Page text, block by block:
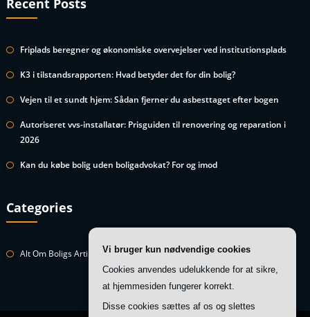
Recent Posts
Friplads beregner og økonomiske overvejelser ved institutionsplads
K3 i tilstandsrapporten: Hvad betyder det for din bolig?
Vejen til et sundt hjem: Sådan fjerner du asbesttaget efter bogen
Autoriseret vvs-installatør: Prisguiden til renovering og reparation i
2026
Kan du købe bolig uden boligadvokat? For og imod
Categories
Alt Om Boligs Artikler Vi bruger kun nødvendige cookies
Cookies anvendes udelukkende for at sikre,
at hjemmesiden fungerer korrekt.
Disse cookies sættes af os og slettes